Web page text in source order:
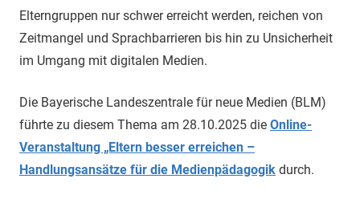
Elterngruppen nur schwer erreicht werden, reichen von
Zeitmangel und Sprachbarrieren bis hin zu Unsicherheit
im Umgang mit digitalen Medien.
Die Bayerische Landeszentrale für neue Medien (BLM)
führte zu diesem Thema am 28.10.2025 die Online-
Veranstaltung „Eltern besser erreichen –
Handlungsansätze für die Medienpädagogik durch.